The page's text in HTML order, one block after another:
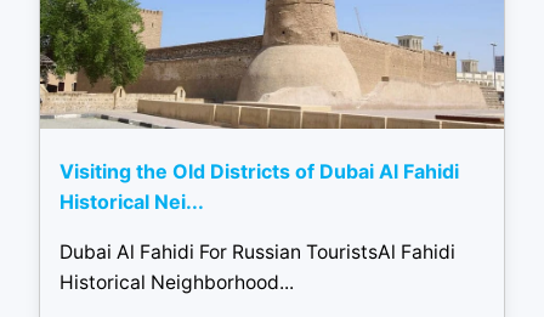
Visiting the Old Districts of Dubai Al Fahidi
Historical Nei...
Dubai Al Fahidi For Russian TouristsAl Fahidi
Historical Neighborhood...